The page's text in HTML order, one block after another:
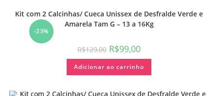
-23%
Kit com 2 Calcinhas/ Cueca Unissex de Desfralde Verde e
Amarela Tam G – 13 a 16Kg
R$129,00 R$99,00
Adicionar ao carrinho